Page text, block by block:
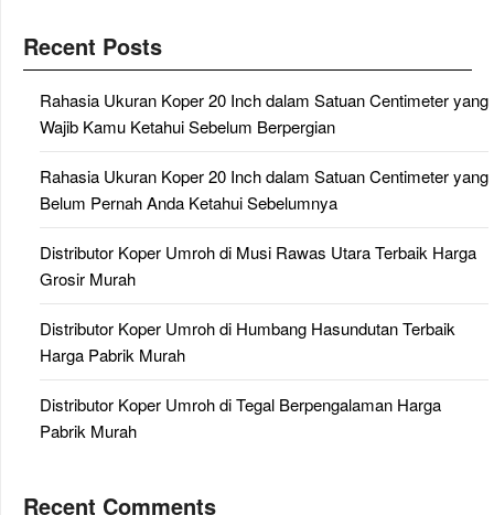
Recent Posts
Rahasia Ukuran Koper 20 Inch dalam Satuan Centimeter yang
Wajib Kamu Ketahui Sebelum Berpergian
Rahasia Ukuran Koper 20 Inch dalam Satuan Centimeter yang
Belum Pernah Anda Ketahui Sebelumnya
Distributor Koper Umroh di Musi Rawas Utara Terbaik Harga
Grosir Murah
Distributor Koper Umroh di Humbang Hasundutan Terbaik
Harga Pabrik Murah
Distributor Koper Umroh di Tegal Berpengalaman Harga
Pabrik Murah
Recent Comments